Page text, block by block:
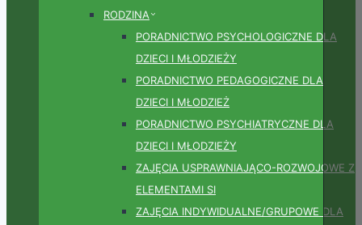
RODZINA
PORADNICTWO PSYCHOLOGICZNE DLA
DZIECI I MŁODZIEŻY
PORADNICTWO PEDAGOGICZNE DLA
DZIECI I MŁODZIEŻ
PORADNICTWO PSYCHIATRYCZNE DLA
DZIECI I MŁODZIEŻY
ZAJĘCIA USPRAWNIAJĄCO-ROZWOJOWE Z
ELEMENTAMI SI
ZAJĘCIA INDYWIDUALNE/GRUPOWE DLA